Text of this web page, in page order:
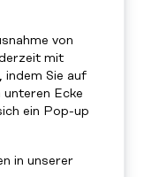
von
mit
Sie auf
Ecke
ein Pop-up
in unserer